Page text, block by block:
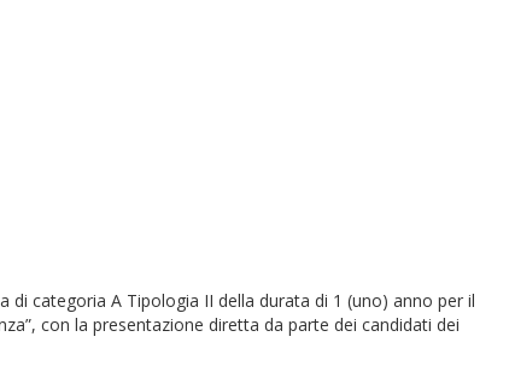
di categoria A Tipologia II della durata di 1 (uno) anno per il
con la presentazione diretta da parte dei candidati dei